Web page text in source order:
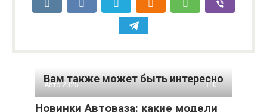
Вам также может быть интересно
Авто 2025 0
Новинки Автоваза: какие модели